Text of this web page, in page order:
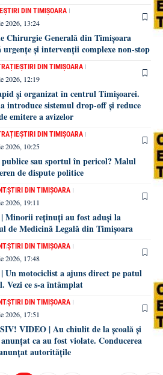
ȘTIRI DIN TIMIȘOARA
2026, 13:24
Chirurgie Generală din Timișoara
urgențe și intervenții complexe non-stop
ȘTIRI DIN TIMIȘOARA
2026, 12:19
și organizat în centrul Timișoarei.
introduce sistemul drop-off și reduce
emitere a avizelor
ȘTIRI DIN TIMIȘOARA
2026, 10:25
sau sportul în pericol? Malul
de dispute politice
ȘTIRI DIN TIMIȘOARA
2026, 19:11
Minorii reținuți au fost aduși la
de Medicină Legală din Timișoara
ȘTIRI DIN TIMIȘOARA
2026, 17:48
Un motociclist a ajuns direct pe patul
Vezi ce s-a întâmplat
ȘTIRI DIN TIMIȘOARA
2026, 17:51
VIDEO | Au chiulit de la școală și
ca au fost violate. Conducerea
autoritățile